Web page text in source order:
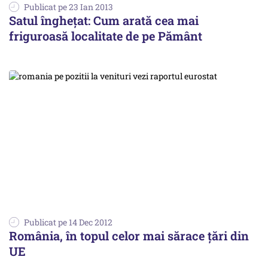
Publicat pe 23 Ian 2013
Satul înghețat: Cum arată cea mai
friguroasă localitate de pe Pământ
Publicat pe 14 Dec 2012
România, în topul celor mai sărace țări din
UE